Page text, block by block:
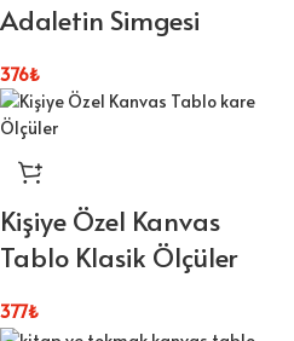
Adaletin Simgesi
376₺
Kişiye Özel Kanvas
Tablo Klasik Ölçüler
377₺